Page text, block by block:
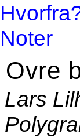
Noter
Ovre
Lars